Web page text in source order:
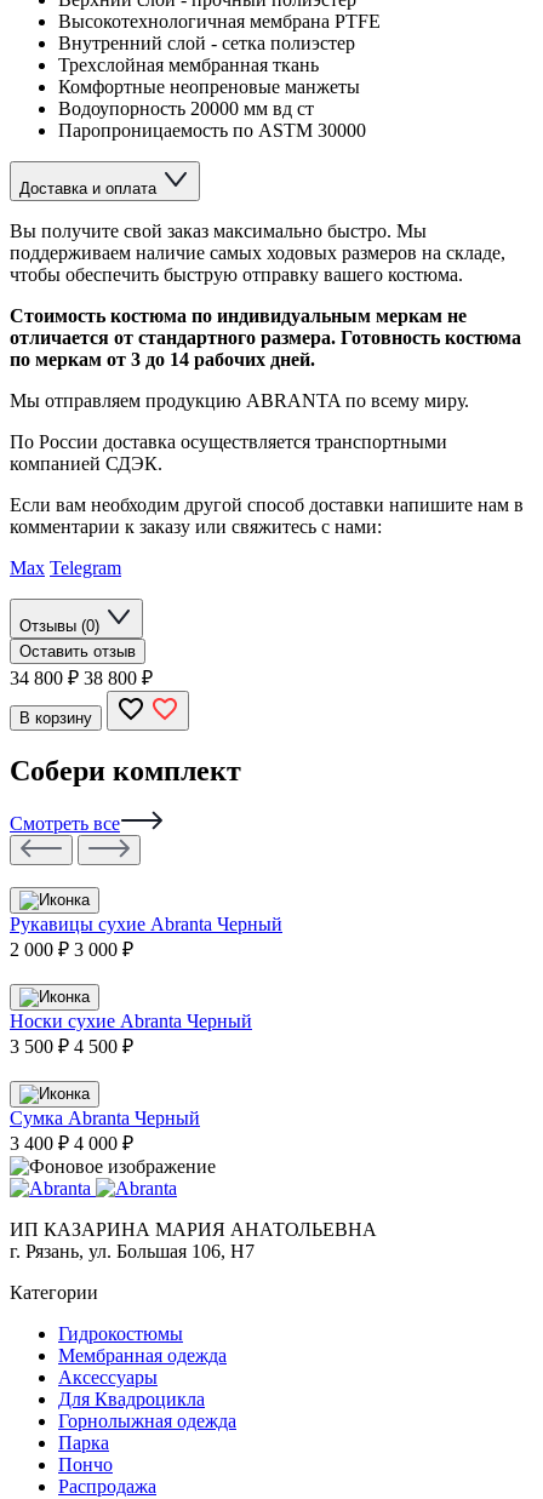
Высокотехнологичная мембрана PTFE
Внутренний слой - сетка полиэстер
Трехслойная мембранная ткань
Комфортные неопреновые манжеты
Водоупорность 20000 мм вд ст
Паропроницаемость по ASTM 30000
Доставка и оплата
Вы получите свой заказ максимально быстро. Мы
поддерживаем наличие самых ходовых размеров на складе,
чтобы обеспечить быструю отправку вашего костюма.
Стоимость костюма по индивидуальным меркам не
отличается от стандартного размера. Готовность костюма
по меркам от 3 до 14 рабочих дней.
Мы отправляем продукцию ABRANTA по всему миру.
По России доставка осуществляется транспортными
компанией СДЭК.
Если вам необходим другой способ доставки напишите нам в
комментарии к заказу или свяжитесь с нами:
Max Telegram
Отзывы (0)
Оставить отзыв
34 800 ₽ 38 800 ₽
В корзину
Собери комплект
Смотреть все
Рукавицы сухие Abranta Черный
2 000 ₽ 3 000 ₽
Носки сухие Abranta Черный
3 500 ₽ 4 500 ₽
Сумка Abranta Черный
3 400 ₽ 4 000 ₽
ИП КАЗАРИНА МАРИЯ АНАТОЛЬЕВНА
г. Рязань, ул. Большая 106, Н7
Категории
Гидрокостюмы
Мембранная одежда
Аксесcуары
Для Квадроцикла
Горнолыжная одежда
Парка
Пончо
Распродажа